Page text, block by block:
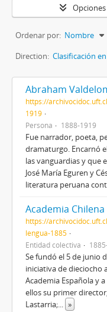
Ordenar por: Nombre
Direction: Clasificación
Abraham
https://
1919
Persona
1888-1919
Fue narrador, poeta,
dramaturgo. Encarnó
las vanguardias y que
José María Eguren y
literatura peruana
Academia
https://
lengua-1885
Entidad colectiva
Se fundó el 5 de junio
iniciativa de dieciocho
Academia Española y
ellos su primer
Lastarria;... »